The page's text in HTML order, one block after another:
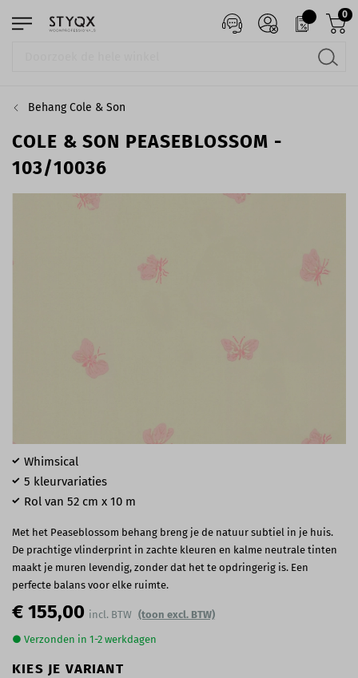
0
Behang Cole & Son
COLE & SON PEASEBLOSSOM -
103/10036
€ 155,00 (toon excl. BTW)
● Verzonden in 1-2 werkdagen
KIES JE VARIANT
Whimsical
5 kleurvariaties
Rol van 52 cm x 10 m
Met het Peaseblossom behang breng je de natuur subtiel in je huis.
De prachtige vlinderprint in zachte kleuren en kalme neutrale tinten
maakt je muren levendig, zonder dat het te opdringerig is. Een
perfecte balans voor elke ruimte.